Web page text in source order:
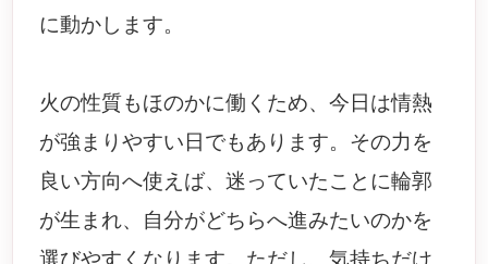
に動かします。
火の性質もほのかに働くため、今日は情熱
が強まりやすい日でもあります。その力を
良い方向へ使えば、迷っていたことに輪郭
が生まれ、自分がどちらへ進みたいのかを
選びやすくなります。ただし、気持ちだけ